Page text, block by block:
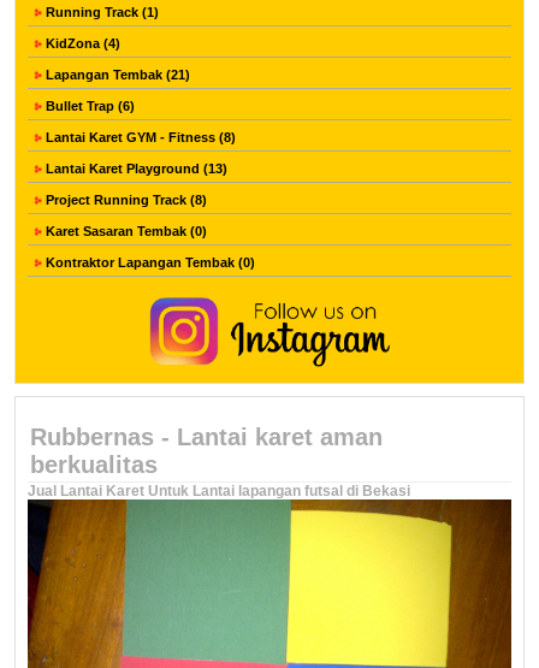
Running Track (1)
KidZona (4)
Lapangan Tembak (21)
Bullet Trap (6)
Lantai Karet GYM - Fitness (8)
Lantai Karet Playground (13)
Project Running Track (8)
Karet Sasaran Tembak (0)
Kontraktor Lapangan Tembak (0)
Rubbernas - Lantai karet aman
berkualitas
Jual Lantai Karet Untuk Lantai lapangan futsal di Bekasi